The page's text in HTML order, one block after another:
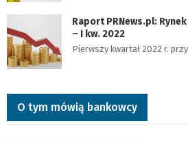
Raport PRNews.pl:
– I kw. 2022
Pierwszy kwartał 2022 r.
O tym mówią bankowcy